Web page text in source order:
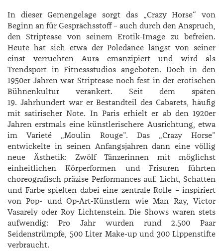
In dieser Gemengelage sorgt das „Crazy Horse“ von
Beginn an für Gesprächsstoff – auch durch den Anspruch,
den Striptease von seinem Erotik-­Image zu befreien.
Heute hat sich etwa der Poledance längst von seiner
einst verruchten Aura emanzipiert und wird als
Trendsport in Fitnessstudios angeboten. Doch in den
1950er Jahren war Striptease noch fest in der erotischen
Bühnenkultur verankert. Seit dem späten
19. Jahrhundert war er Bestandteil des Cabarets, häufig
mit satirischer Note. In Paris erhielt er ab den 1920er
Jahren erstmals eine künstlerischere Ausrichtung, etwa
im Varieté „­Moulin ­Rouge“. Das „­Crazy ­Horse“
entwickelte in seinen Anfangsjahren dann eine völlig
neue Ästhetik: Zwölf Tänzerinnen mit möglichst
einheitlichen Körperformen und Frisuren führten
choreografisch präzise Performances auf. Licht, Schatten
und Farbe spielten dabei eine zentrale Rolle – inspiriert
von Pop- und Op-Art-Künstlern wie Man Ray, ­Victor
Vasarely oder Roy Lichtenstein. Die Shows waren stets
aufwendig: Pro Jahr wurden rund 2.500 Paar
Seidenstrümpfe, 500 Liter Make-up und 300 Lippenstifte
verbraucht.